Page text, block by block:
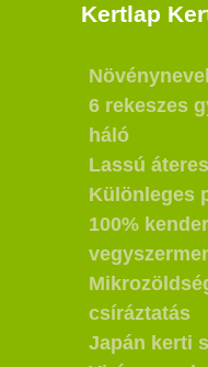
Kertlap
6 rekeszes
háló
Lassú
Különleges
100%
csíráztatás
Japán kerti